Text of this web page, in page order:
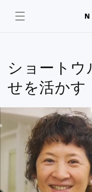
ンツに
進む
ショートウ
せを活かす